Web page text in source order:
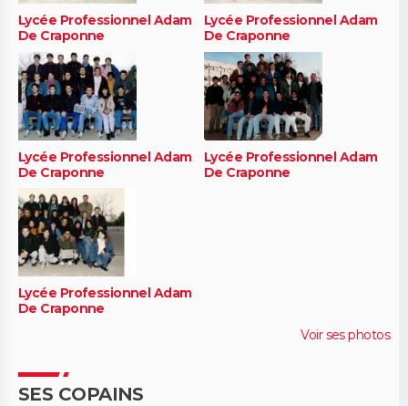
Lycée Professionnel Adam
De Craponne
Lycée Professionnel Adam
De Craponne
Lycée Professionnel Adam
De Craponne
Lycée Professionnel Adam
De Craponne
Lycée Professionnel Adam
De Craponne
Voir ses photos
SES COPAINS